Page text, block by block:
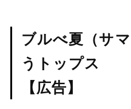
ブルべ夏（サ
うトップス
【広告】